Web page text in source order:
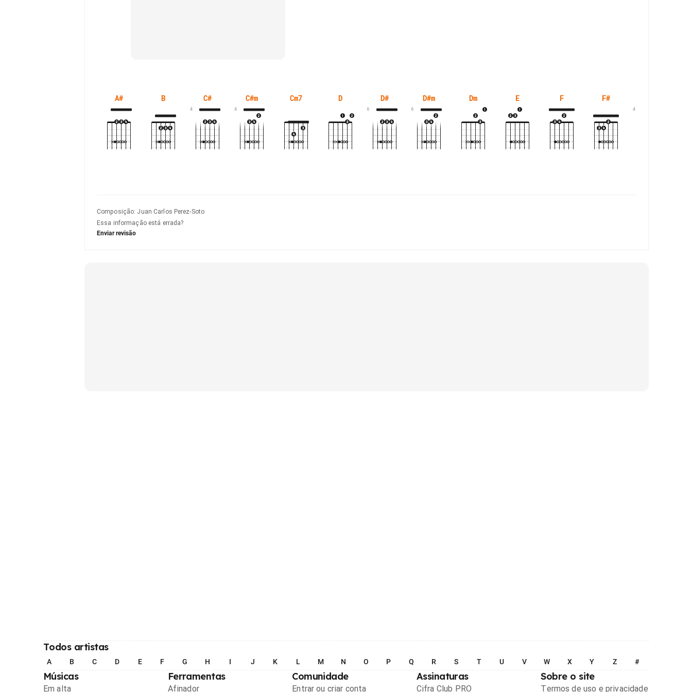
A# B C#
4
C#m
4
Cm7 D D#
6
D#m
6
Dm E F F#
4
Composição: Juan Carlos Perez-Soto
Essa informação está errada?
Enviar revisão
Todos artistas
A B C D E F G H I J K L M N O P Q R S T U V W X Y Z #
Músicas
Em alta
Ferramentas
Afinador
Comunidade
Entrar ou criar conta
Assinaturas
Cifra Club PRO
Sobre o site
Termos de uso e privacidade